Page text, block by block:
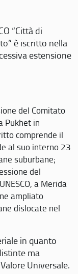
“Città di
è iscritto nella
estensione
del Comitato
Pukhet in
comprende il
al suo interno 23
suburbane;
del
a Merida
ampliato
dislocate nel
in quanto
ma
Universale.